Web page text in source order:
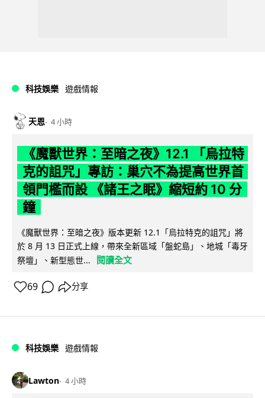
科技娛樂 遊戲情報
天恩 4 小時
《魔獸世界：至暗之夜》12.1 「烏拉特
克的詛咒」專訪：巢穴不為提高世界首
領門檻而設 《諸王之眠》縮短約 10 分
鐘
《魔獸世界：至暗之夜》版本更新 12.1「烏拉特克的詛咒」將
於 8 月 13 日正式上線，帶來全新區域「盤蛇島」、地城「毒牙
祭壇」、新型態世...
閱讀全文
69 分享
科技娛樂 遊戲情報
Lawton 4 小時